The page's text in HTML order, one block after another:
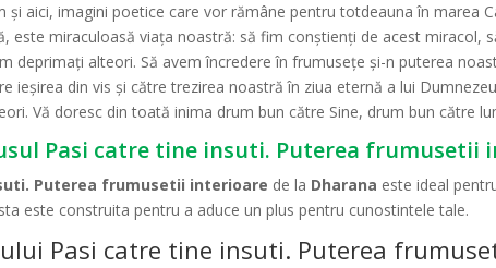
și aici, imagini poetice care vor rămâne pentru totdeauna în marea
este miraculoasă viața noastră: să fim conștienți de acest miracol,
deprimați alteori. Să avem încredere în frumusețe și-n puterea
ieșirea din vis și către trezirea noastră în ziua eternă a lui
Vă doresc din toată inima drum bun către Sine, drum bun către
Pasi catre tine insuti. Puterea frumusetii
Puterea frumusetii interioare de la Dharana este ideal
este construita pentru a aduce un plus pentru cunostintele tale.
Pasi catre tine insuti. Puterea